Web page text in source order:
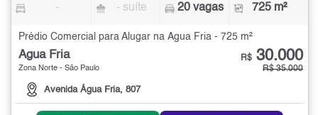
- - suíte 20 vagas 725 m²
Prédio Comercial para Alugar na Água Fria - 725 m²
Água Fria
Zona Norte - São Paulo
Avenida Água Fria, 807
R$ 30.000
R$ 35.000